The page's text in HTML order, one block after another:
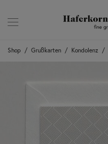
Shop / Grußkarten / Kondolenz /